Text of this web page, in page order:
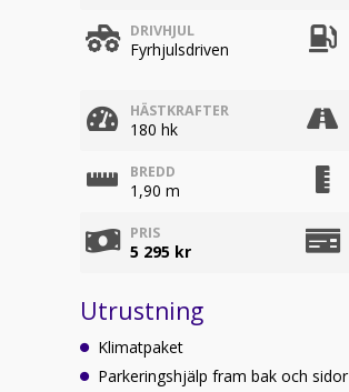
DRIVHJUL
Fyrhjulsdriven
HÄSTKRAFTER
180 hk
BREDD
1,90 m
PRIS
5 295 kr
Utrustning
Klimatpaket
Parkeringshjälp fram bak och sidor